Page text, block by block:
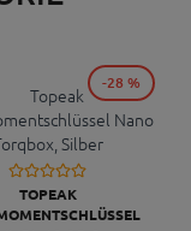
TOPEAK
-28 %